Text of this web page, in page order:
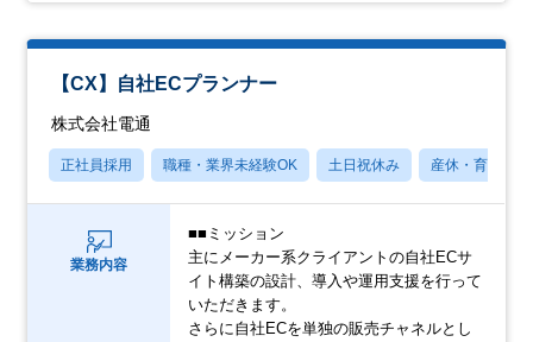
【CX】自社ECプランナー
株式会社電通
正社員採用 職種・業界未経験OK 土日祝休み 産休・育休あり
業務内容
■■ミッション
主にメーカー系クライアントの自社ECサ
イト構築の設計、導入や運用支援を行って
いただきます。
さらに自社ECを単独の販売チャネルとし